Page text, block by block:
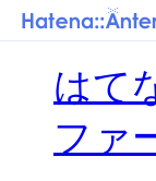
はて
ファ